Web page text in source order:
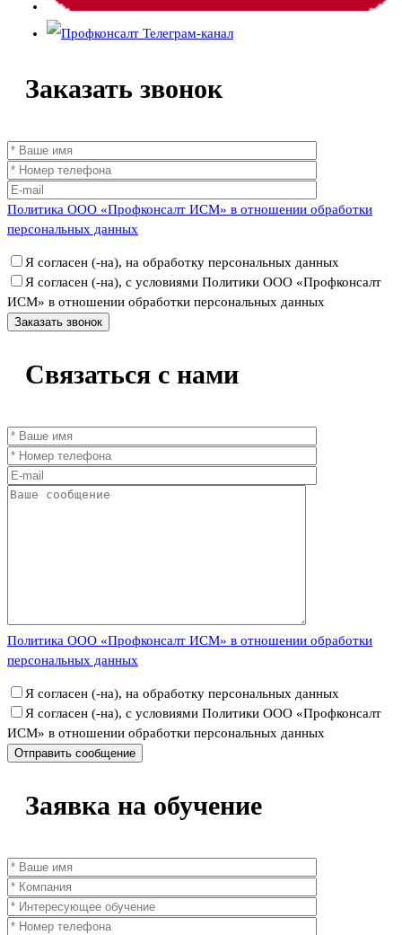
Заказать звонок
Политика ООО «Профконсалт ИСМ» в отношении обработки
персональных данных
Я согласен (-на), на обработку персональных данных
Я согласен (-на), с условиями Политики ООО «Профконсалт
ИСМ» в отношении обработки персональных данных
Связаться с нами
Политика ООО «Профконсалт ИСМ» в отношении обработки
персональных данных
Я согласен (-на), на обработку персональных данных
Я согласен (-на), с условиями Политики ООО «Профконсалт
ИСМ» в отношении обработки персональных данных
Заявка на обучение